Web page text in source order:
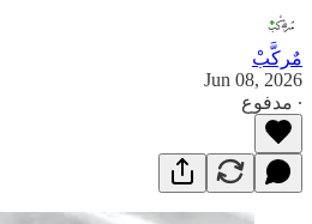
مٌركَّبْ
Jun 08, 2026
∙ مدفوع